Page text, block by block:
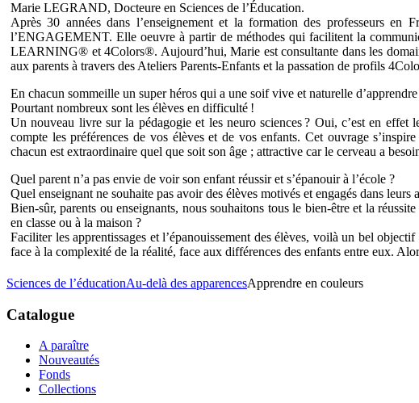
Marie LEGRAND, Docteure en Sciences de l’Éducation.
Après 30 années dans l’enseignement et la formation des professeurs
l’ENGAGEMENT. Elle oeuvre à partir de méthodes qui facilitent la
LEARNING® et 4Colors®. Aujourd’hui, Marie est consultante dans les
aux parents à travers des Ateliers Parents-Enfants et la passation de profils
En chacun sommeille un super héros qui a une soif vive et naturelle
Pourtant nombreux sont les élèves en difficulté !
Un nouveau livre sur la pédagogie et les neuro sciences ? Oui, c’est en effet
compte les préférences de vos élèves et de vos enfants. Cet ouvrage
chacun est extraordinaire quel que soit son âge ; attractive car le cerveau a
Quel parent n’a pas envie de voir son enfant réussir et s’épanouir à l’école ?
Quel enseignant ne souhaite pas avoir des élèves motivés et engagés dans leurs
Bien-sûr, parents ou enseignants, nous souhaitons tous le bien-être et la
en classe ou à la maison ?
Faciliter les apprentissages et l’épanouissement des élèves, voilà un bel
face à la complexité de la réalité, face aux différences des enfants entre eux.
Sciences de l’éducationAu-delà des apparencesApprendre en couleurs
Catalogue
A paraître
Nouveautés
Fonds
Collections